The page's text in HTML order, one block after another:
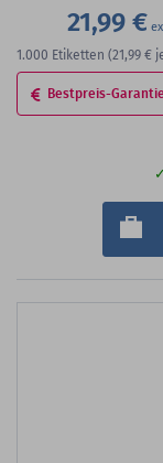
21,99 €
1.000 Etiketten (21,99 €
Bestpreis-Garantie